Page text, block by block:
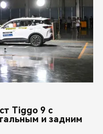
Tiggo 9 с
и задним